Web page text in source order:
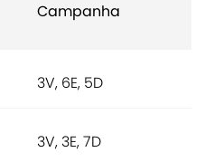
Campanha
3V, 6E, 5D
3V, 3E, 7D